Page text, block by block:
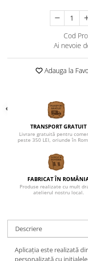
Accesorii botez
Decoratiuni Craciun
Decoratiuni Paste
Valentines Day
Cadouri indragostiti
Scoala/Absolvire
Magneti personalizati
Bucataria LemnoRed
Cutii pentru vin
Suporturi pahare
Diverse
Cod
Ai nevoie
Adauga la
TRANSPORT GRATUIT
Livrare gratuită pentru
peste 350 LEI, oriunde în
FABRICAT ÎN
Produse realizate cu mult
atelierul nostru local.
Descriere
Aplicația este realizată
personalizată cu